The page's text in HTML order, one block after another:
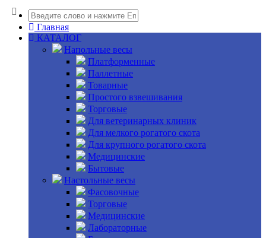
Главная
КАТАЛОГ
Напольные весы
Платформенные
Паллетные
Товарные
Простого взвешивания
Торговые
Для ветеринарных клиник
Для мелкого рогатого скота
Для крупного рогатого скота
Медицинские
Бытовые
Настольные весы
Фасовочные
Торговые
Медицинские
Лабораторные